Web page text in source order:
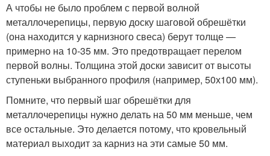
А чтобы не было проблем с первой волной
металлочерепицы, первую доску шаговой обрешётки
(она находится у карнизного свеса) берут толще —
примерно на 10-35 мм. Это предотвращает перелом
первой волны. Толщина этой доски зависит от высоты
ступеньки выбранного профиля (например, 50х100 мм).
Помните, что первый шаг обрешётки для
металлочерепицы нужно делать на 50 мм меньше, чем
все остальные. Это делается потому, что кровельный
материал выходит за карниз на эти самые 50 мм.